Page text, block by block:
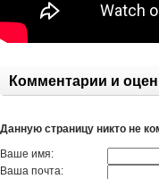
Комментарии и
Данную страницу никто не
Ваше имя:
Ваша почта: